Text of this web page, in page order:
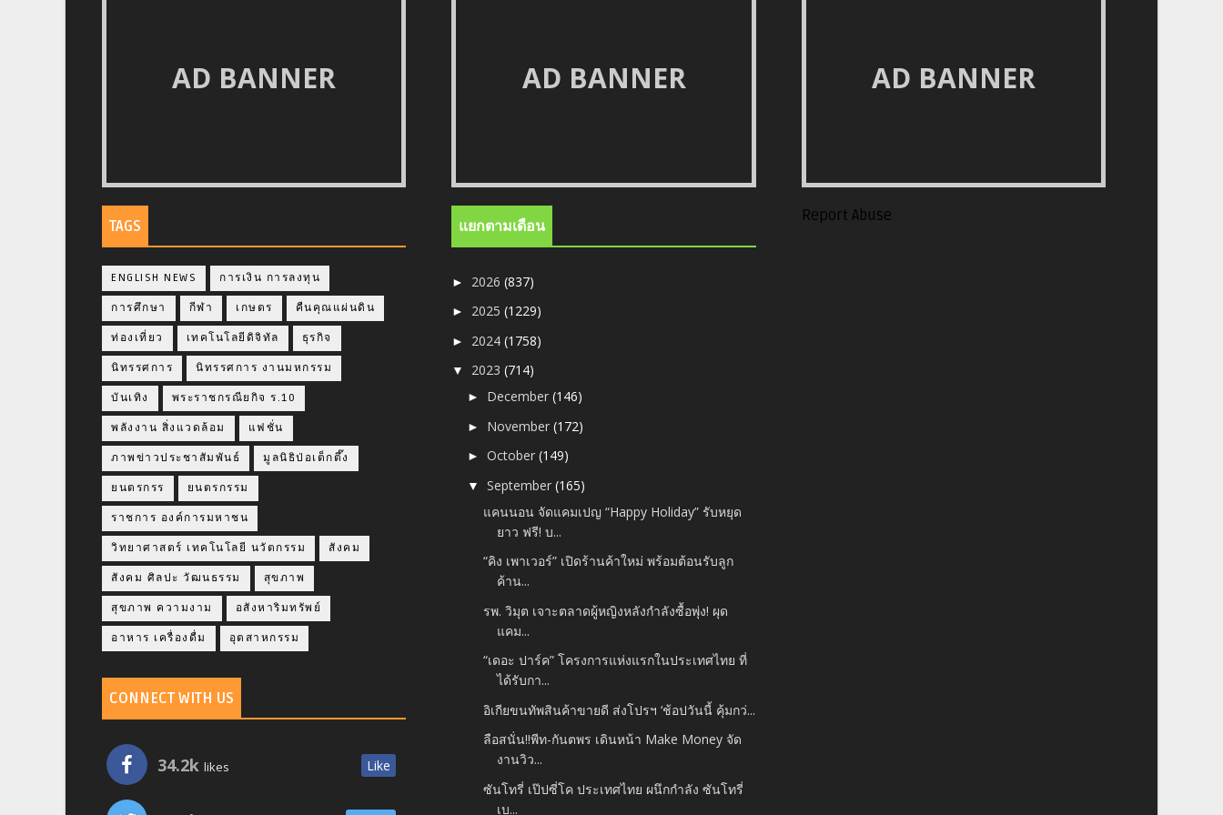
AD BANNER
TAGS
ENGLISH NEWS การเงิน การลงทุน
การศึกษา กีฬา เกษตร คืนคุณแผ่นดิน
ท่องเที่ยว เทคโนโลยีดิจิทัล ธุรกิจ
นิทรรศการ นิทรรศการ งานมหกรรม
บันเทิง พระราชกรณียกิจ ร.10
พลังงาน สิ่งแวดล้อม แฟชั่น
ภาพข่าวประชาสัมพันธ์ มูลนิธิป่อเต็กตึ๊ง
ยนตรกรร ยนตรกรรม
ราชการ องค์การมหาชน
วิทยาศาสตร์ เทคโนโลยี นวัตกรรม สังคม
สังคม ศิลปะ วัฒนธรรม สุขภาพ
สุขภาพ ความงาม อสังหาริมทรัพย์
อาหาร เครื่องดื่ม อุตสาหกรรม
CONNECT WITH US
34.2k likes Like
AD BANNER
แยกตามเดือน
► 2026(837)
► 2025(1229)
► 2024(1758)
▼ 2023(714)
► December(146)
► November(172)
►October(149)
▼September(165)
แคนนอน จัดแคมเปญ “Happy Holiday” รับหยุด
ยาว ฟรี! บ...
“คิง เพาเวอร์” เปิดร้านค้าใหม่ พร้อมต้อนรับลูก
ค้าน...
รพ. วิมุต เจาะตลาดผู้หญิงหลังกำลังซื้อพุ่ง! ผุด
แคม...
“เดอะ ปาร์ค” โครงการแห่งแรกในประเทศไทย ที่
ได้รับกา...
อิเกียขนทัพสินค้าขายดี ส่งโปรฯ ‘ช้อปวันนี้ คุ้มกว่...
ลือสนั่น!!พีท-กันตพร เดินหน้า Make Money จัด
งานวิว...
ซันโทรี่ เป๊ปซี่โค ประเทศไทย ผนึกกำลัง ซันโทรี่
เบ...
AD BANNER
Report Abuse